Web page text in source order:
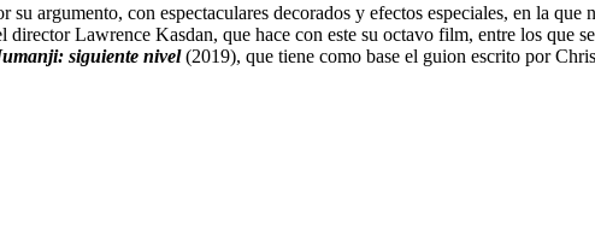
argumento, con espectaculares decorados y efectos especiales, en la
Lawrence Kasdan, que hace con este su octavo film, entre los que
siguiente nivel(2019), que tiene como base el guion escrito por